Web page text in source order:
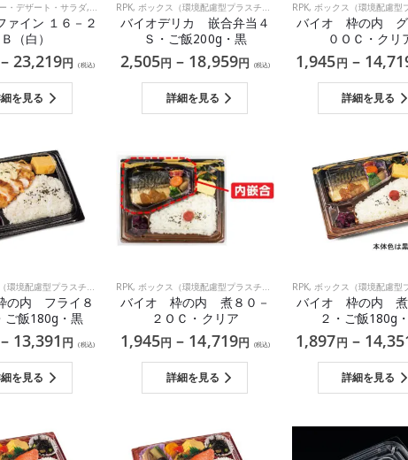
境配慮型プラスチック） 和食, 洋食
・デザート・サラダ, ボックス（環境配慮型プラスチック）,和食,
ァイン １６－２
（白）
– 23,219円 (税込)
を見る
RPK,ボックス（環境配慮型プラスチック） ,和食
バイオデリカ 嵌合弁当４
Ｓ・ご飯200g・黒
2,505円 – 18,959円 (税込)
詳細を見る
RPK, ボックス（環境配慮型プラ
バイオ 枠の内 グ
０ＯＣ・クリ
1,945円 –
詳細を見る
境配慮型プラスチック） ,和食
の内 フライ８
ご飯180g・黒
– 13,391 円 (税込)
を見る
RPK,ボックス（環境配慮型プラスチック）
バイオ 枠の内 煮８０－
２ＯＣ・クリア
1,945円 – 14,719円 (税込)
詳細を見る
RPK, ボックス（環境配慮型プラ
バイオ 枠の内 煮
２・ご飯180g
1,897円 –
詳細を見る